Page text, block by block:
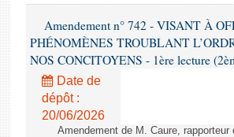
Amendement n° 742 - VISANT À
PHÉNOMÈNES TROUBLANT
NOS CONCITOYENS - 1ère lecture
Date de
dépôt :
20/06/2026
Amendement de M. Caure,